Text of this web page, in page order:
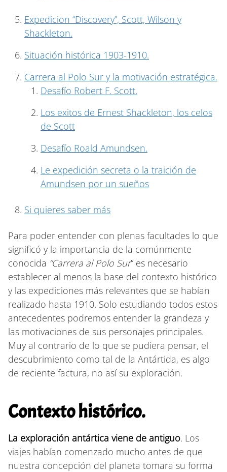
Expedicion “Discovery”, Scott, Wilson y
Shackleton.
Situación histórica 1903-1910.
Carrera al Polo Sur y la motivación estratégica.
Desafío Robert F. Scott.
Los exitos de Ernest Shackleton, los celos
de Scott
Desafío Roald Amundsen.
Le expedición secreta o la traición de
Amundsen por un sueños
Si quieres saber más
Para poder entender con plenas facultades lo que
significó y la importancia de la comúnmente
conocida “Carrera al Polo Sur” es necesario
establecer al menos la base del contexto histórico
y las expediciones más relevantes que se habían
realizado hasta 1910. Solo estudiando todos estos
antecedentes podremos entender la grandeza y
las motivaciones de sus personajes principales.
Muy al contrario de lo que se pudiera pensar, el
descubrimiento como tal de la Antártida, es algo
de reciente factura, no así su exploración.
Contexto histórico.
La exploración antártica viene de antiguo. Los
viajes habían comenzado mucho antes de que
nuestra concepción del planeta tomara su forma